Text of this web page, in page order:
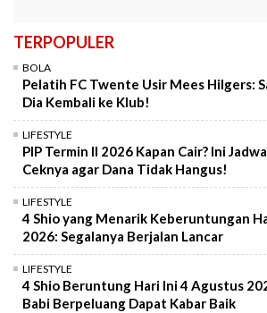
TERPOPULER
BOLA
Pelatih FC Twente Usir Mees Hilgers:
Dia Kembali ke Klub!
LIFESTYLE
PIP Termin II 2026 Kapan Cair? Ini
Ceknya agar Dana Tidak Hangus!
LIFESTYLE
4 Shio yang Menarik Keberuntungan
2026: Segalanya Berjalan Lancar
LIFESTYLE
4 Shio Beruntung Hari Ini 4 Agustus
Babi Berpeluang Dapat Kabar Baik